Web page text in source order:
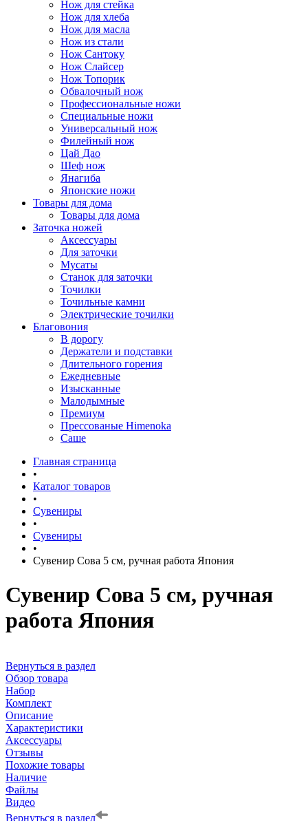
Нож для стейка
Нож для хлеба
Нож для масла
Нож из стали
Нож Сантоку
Нож Слайсер
Нож Топорик
Обвалочный нож
Профессиональные ножи
Специальные ножи
Универсальный нож
Филейный нож
Цай Дао
Шеф нож
Янагиба
Японские ножи
Товары для дома
Товары для дома
Заточка ножей
Аксессуары
Для заточки
Мусаты
Станок для заточки
Точилки
Точильные камни
Электрические точилки
Благовония
В дорогу
Держатели и подставки
Длительного горения
Ежедневные
Изысканные
Малодымные
Премиум
Прессованые Himenoka
Саше
Главная страница
•
Каталог товаров
•
Сувениры
•
Сувениры
•
Сувенир Сова 5 см, ручная работа Япония
Сувенир Сова 5 см, ручная
работа Япония
Вернуться в раздел
Обзор товара
Набор
Комплект
Описание
Характеристики
Аксессуары
Отзывы
Похожие товары
Наличие
Файлы
Видео
Вернуться в раздел